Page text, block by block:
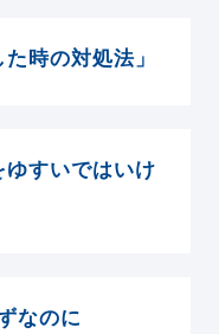
時の対処法」
すいではいけ
なのに